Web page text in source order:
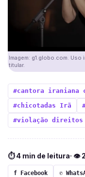
Imagem: g1.globo.com.
titular.
#cantora iraniana
#chicotadas Irã
#violação direitos
⏱ 4 min de leitura· 👁
f Facebook ✆